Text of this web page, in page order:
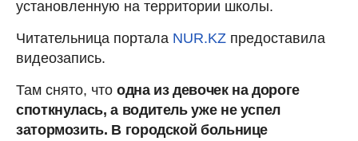
установленную на территории школы.
Читательница портала NUR.KZ предоставила
видеозапись.
Там снято, что одна из девочек на дороге
споткнулась, а водитель уже не успел
затормозить. В городской больнице